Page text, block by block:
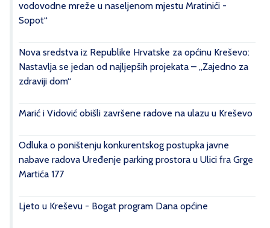
vodovodne mreže u naseljenom mjestu Mratinići -
Sopot“
Nova sredstva iz Republike Hrvatske za općinu Kreševo:
Nastavlja se jedan od najljepših projekata – „Zajedno za
zdraviji dom“
Marić i Vidović obišli završene radove na ulazu u Kreševo
Odluka o poništenju konkurentskog postupka javne
nabave radova Uređenje parking prostora u Ulici fra Grge
Martića 177
Ljeto u Kreševu - Bogat program Dana općine